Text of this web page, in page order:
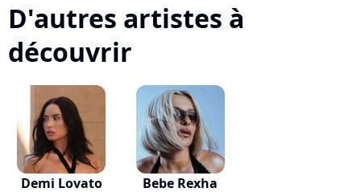
D'autres artistes à
découvrir
Demi Lovato Bebe Rexha